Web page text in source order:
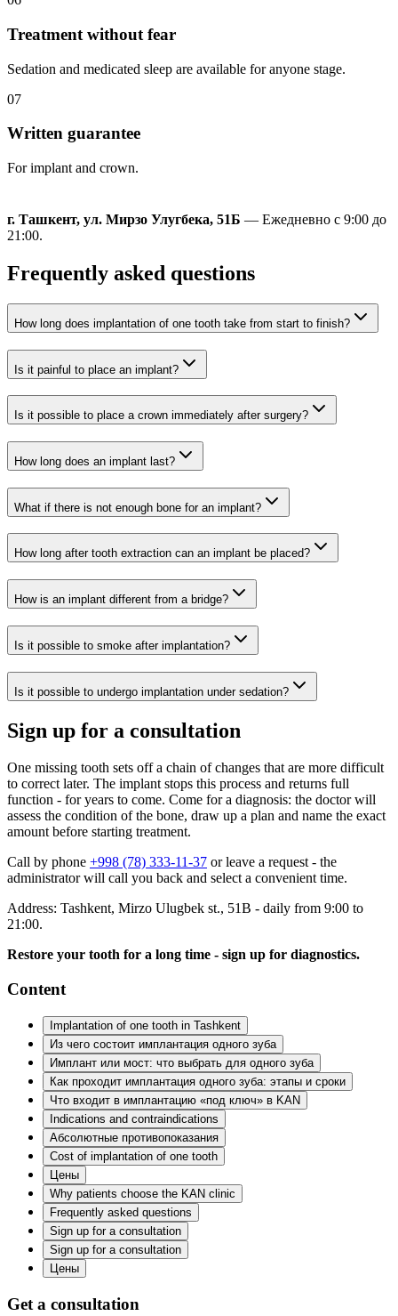
Treatment without fear
Sedation and medicated sleep are available for anyone stage.
07
Written guarantee
For implant and crown.
г. Ташкент, ул. Мирзо Улугбека, 51Б — Ежедневно с 9:00 до
21:00.
Frequently asked questions
How long does implantation of one tooth take from start to finish?
Is it painful to place an implant?
Is it possible to place a crown immediately after surgery?
How long does an implant last?
What if there is not enough bone for an implant?
How long after tooth extraction can an implant be placed?
How is an implant different from a bridge?
Is it possible to smoke after implantation?
Is it possible to undergo implantation under sedation?
Sign up for a consultation
One missing tooth sets off a chain of changes that are more difficult
to correct later. The implant stops this process and returns full
function - for years to come. Come for a diagnosis: the doctor will
assess the condition of the bone, draw up a plan and name the exact
amount before starting treatment.
Call by phone +998 (78) 333-11-37 or leave a request - the
administrator will call you back and select a convenient time.
Address: Tashkent, Mirzo Ulugbek st., 51B - daily from 9:00 to
21:00.
Restore your tooth for a long time - sign up for diagnostics.
Content
Implantation of one tooth in Tashkent
Из чего состоит имплантация одного зуба
Имплант или мост: что выбрать для одного зуба
Как проходит имплантация одного зуба: этапы и сроки
Что входит в имплантацию «под ключ» в KAN
Indications and contraindications
Абсолютные противопоказания
Cost of implantation of one tooth
Цены
Why patients choose the KAN clinic
Frequently asked questions
Sign up for a consultation
Sign up for a consultation
Цены
Get a consultation